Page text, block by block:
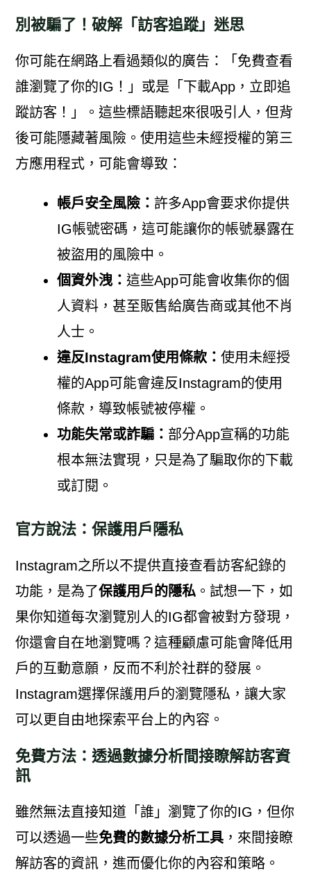
別被騙了！破解「訪客追蹤」迷思
你可能在網路上看過類似的廣告：「免費查看
誰瀏覽了你的IG！」或是「下載App，立即追
蹤訪客！」。這些標語聽起來很吸引人，但背
後可能隱藏著風險。使用這些未經授權的第三
方應用程式，可能會導致：
帳戶安全風險： 許多App會要求你提供
IG帳號密碼，這可能讓你的帳號暴露在
被盜用的風險中。
個資外洩： 這些App可能會收集你的個
人資料，甚至販售給廣告商或其他不肖
人士。
違反Instagram使用條款： 使用未經授
權的App可能會違反Instagram的使用
條款，導致帳號被停權。
功能失常或詐騙： 部分App宣稱的功能
根本無法實現，只是為了騙取你的下載
或訂閱。
官方說法：保護用戶隱私
Instagram之所以不提供直接查看訪客紀錄的
功能，是為了保護用戶的隱私。試想一下，如
果你知道每次瀏覽別人的IG都會被對方發現，
你還會自在地瀏覽嗎？這種顧慮可能會降低用
戶的互動意願，反而不利於社群的發展。
Instagram選擇保護用戶的瀏覽隱私，讓大家
可以更自由地探索平台上的內容。
免費方法：透過數據分析間接瞭解訪客資
訊
雖然無法直接知道「誰」瀏覽了你的IG，但你
可以透過一些免費的數據分析工具，來間接瞭
解訪客的資訊，進而優化你的內容和策略。